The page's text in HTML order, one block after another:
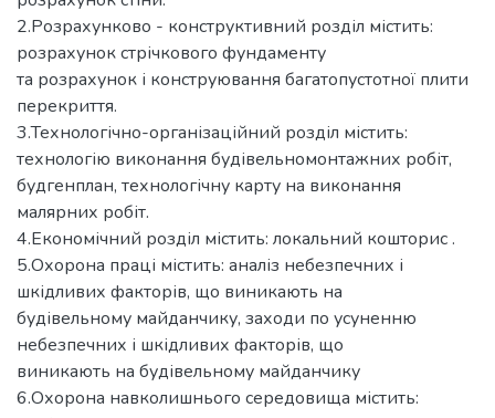
2.Розрахунково - конструктивний розділ містить:
розрахунок стрічкового фундаменту
та розрахунок і конструювання багатопустотної плити
перекриття.
3.Технологічно-організаційний розділ містить:
технологію виконання будівельномонтажних робіт,
будгенплан, технологічну карту на виконання
малярних робіт.
4.Економічний розділ містить: локальний кошторис .
5.Охорона праці містить: аналіз небезпечних і
шкідливих факторів, що виникають на
будівельному майданчику, заходи по усуненню
небезпечних і шкідливих факторів, що
виникають на будівельному майданчику
6.Охорона навколишнього середовища містить: